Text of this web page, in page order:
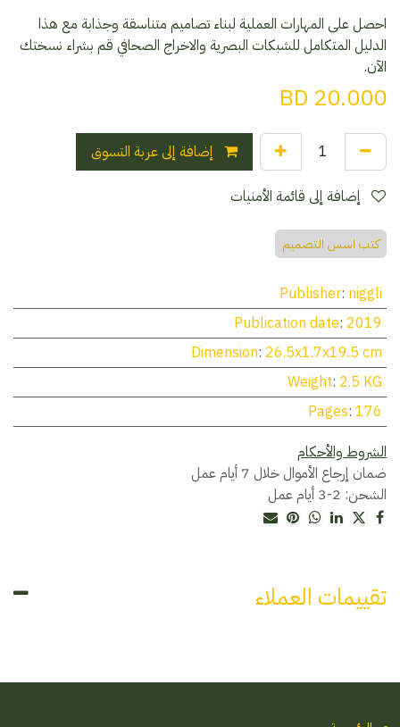
احصل على المهارات العملية لبناء تصاميم متناسقة وجذابة مع هذا
الدليل المتكامل للشبكات البصرية والاخراج الصحافي قم بشراء نسختك
الآن.
20.000
إضافة إلى عربة التسوق
كتب اسس التصميم
Publisher: niggli
Publication date: 2019
Dimension: 26.5x1.7x19.5 cm
Weight: 2.5 KG
Pages:176
الشروط والأحكام
ضمان إرجاع الأموال خلال 7 أيام عمل
الشحن: 2-3 أيام عمل
تقييمات العملاء